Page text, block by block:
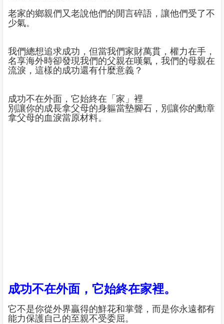
老家的鄉親們又老說他們的閒言碎語，讓他們受了不
少氣。
我們總想追求成功，但當我們家財萬貫，權力在手，
名享海外時卻發現我們的父親在嘆氣，我們的母親在
流淚，這樣的成功還有什麼意義？
成功不在外面，它始終在「家」裡
別讓你的成長拿父母的身軀當墊腳石，別讓你的勳章
拿父母的血淚當原材料。
成功不在外面，它始終在家裡。
它不是你從外界贏得的鮮花和掌聲，而是你永遠都有
能力保護自己的至親不受委屈。